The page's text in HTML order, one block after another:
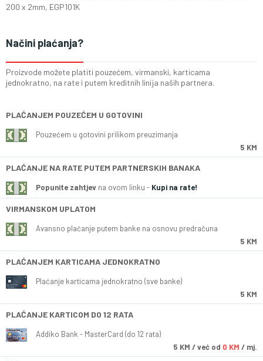
200 x 2mm, EGP101K
Načini plaćanja?
Proizvode možete platiti pouzećem, virmanski, karticama
jednokratno, na rate i putem kreditnih linija naših partnera.
PLAĆANJEM POUZEĆEM U GOTOVINI
Pouzećem u gotovini prilikom preuzimanja
5 KM
PLAĆANJE NA RATE PUTEM PARTNERSKIH BANAKA
Popunite zahtjev na ovom linku - Kupi na rate!
VIRMANSKOM UPLATOM
Avansno plaćanje putem banke na osnovu predračuna
5 KM
PLAĆANJEM KARTICAMA JEDNOKRATNO
Plaćanje karticama jednokratno (sve banke)
5 KM
PLAĆANJE KARTICOM DO 12 RATA
Addiko Bank - MasterCard (do 12 rata)
5 KM / već od 0 KM / mj.